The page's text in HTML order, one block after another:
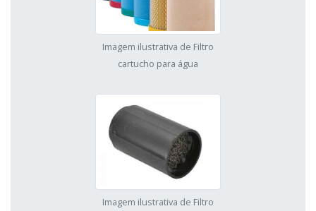
Imagem ilustrativa de Filtro
cartucho para água
Imagem ilustrativa de Filtro